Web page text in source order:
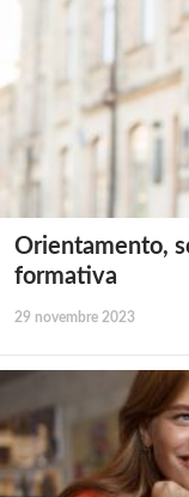
Orientamento,
formativa
29 novembre 2023